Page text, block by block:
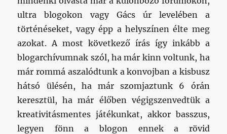
ultra blogokon vagy Gács úr levelében a
történéseket, vagy épp a helyszínen élte meg
azokat. A most következő írás így inkább a
blogarchívumnak szól, ha már kinn voltunk, ha
már rommá aszalódtunk a konvojban a kisbusz
hátsó ülésén, ha már szomjaztunk 6 órán
keresztül, ha már élőben végigszenvedtük a
kreativitásmentes játékunkat, akkor basszus,
legyen fönn a blogon ennek a rövid